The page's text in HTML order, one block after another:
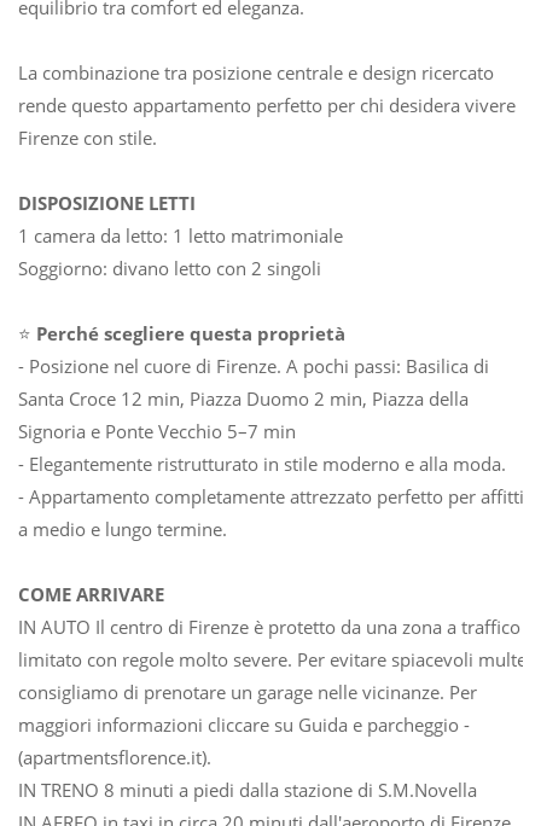
equilibrio tra comfort ed eleganza.
La combinazione tra posizione centrale e design ricercato
rende questo appartamento perfetto per chi desidera vivere
Firenze con stile.
DISPOSIZIONE LETTI
1 camera da letto: 1 letto matrimoniale
Soggiorno: divano letto con 2 singoli
⭐ Perché scegliere questa proprietà
- Posizione nel cuore di Firenze. A pochi passi: Basilica di
Santa Croce 12 min, Piazza Duomo 2 min, Piazza della
Signoria e Ponte Vecchio 5–7 min
- Elegantemente ristrutturato in stile moderno e alla moda.
- Appartamento completamente attrezzato perfetto per affitti
a medio e lungo termine.
COME ARRIVARE
IN AUTO Il centro di Firenze è protetto da una zona a traffico
limitato con regole molto severe. Per evitare spiacevoli multe
consigliamo di prenotare un garage nelle vicinanze. Per
maggiori informazioni cliccare su Guida e parcheggio -
(apartmentsflorence.it).
IN TRENO 8 minuti a piedi dalla stazione di S.M.Novella